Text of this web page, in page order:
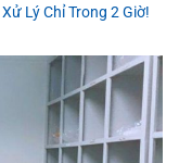
Lý Chỉ Trong 2 Giờ!